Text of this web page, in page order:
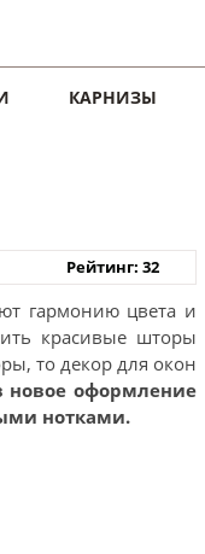
КАРНИЗЫ
Рейтинг: 32
гармонию цвета и
красивые шторы
то декор для окон
новое оформление
нотками.